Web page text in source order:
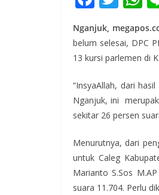
ac
e
b
o
o
k
itt
er
at
s
A
p
p
Nganjuk,
belum selesai, DPC
13 kursi parlemen di
“InsyaAllah, dari
Nganjuk, ini
sekitar 26 persen
Menurutnya, dari
untuk Caleg
Marianto S.Sos
suara 11.704. Perlu